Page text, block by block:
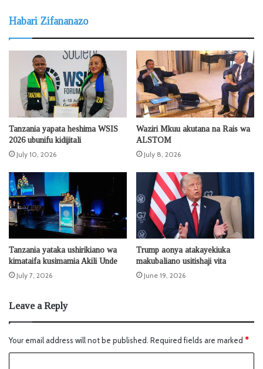
Habari Zifananazo
Tanzania yapata heshima WSIS
2026 ubunifu kidijitali
July 10, 2026
Waziri Mkuu akutana na Rais wa
ALSTOM
July 8, 2026
Tanzania yataka ushirikiano wa
kimataifa kusimamia Akili Unde
July 7, 2026
Trump aonya atakayekiuka
makubaliano usitishaji vita
June 19, 2026
Leave a Reply
Your email address will not be published. Required fields are marked *